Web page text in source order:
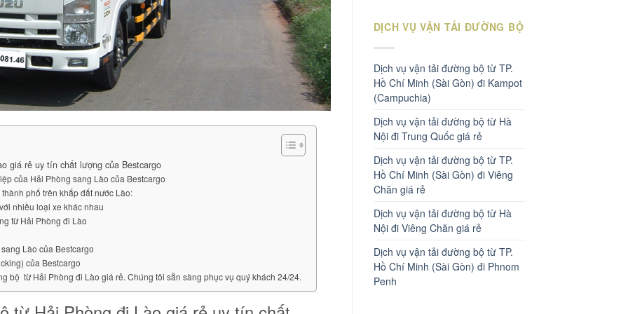
giá rẻ uy tín chất lượng của Bestcargo
của Hải Phòng sang Lào của Bestcargo
phố trên khắp đất nước Lào:
nhiều loại xe khác nhau
từ Hải Phòng đi Lào
Lào của Bestcargo
của Bestcargo
bộ từ Hải Phòng đi Lào giá rẻ. Chúng tôi sẵn sàng phục vụ quý khách 24/24.
DỊCH VỤ VẬN TẢI ĐƯỜNG BỘ
Dịch vụ vận tải đường bộ từ TP.
Hồ Chí Minh (Sài Gòn) đi Kampot
(Campuchia)
Dịch vụ vận tải đường bộ từ Hà
Nội đi Trung Quốc giá rẻ
Dịch vụ vận tải đường bộ từ TP.
Hồ Chí Minh (Sài Gòn) đi Viêng
Chăn giá rẻ
Dịch vụ vận tải đường bộ từ Hà
Nội đi Viêng Chăn giá rẻ
Dịch vụ vận tải đường bộ từ TP.
Hồ Chí Minh (Sài Gòn) đi Phnom
Penh